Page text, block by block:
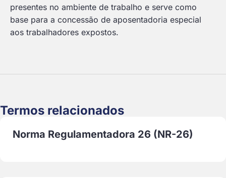
presentes no ambiente de trabalho e serve como
base para a concessão de aposentadoria especial
aos trabalhadores expostos.
Termos relacionados
Norma Regulamentadora 26 (NR-26)